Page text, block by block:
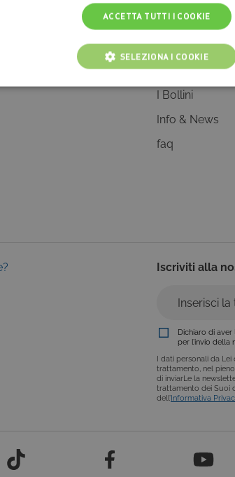
lativù
I Bollini
Info & News
faq
Iscriviti alla
Dichiaro di aver
per l’invio della
I dati personali da
trattamento, nel
di inviarLe la
trattamento dei Suoi
dell’Informativa
ACCETTA TUTTI I COOKIE
SELEZIONA I COOKIE
COOKIE ANALITICI COOKIE DI
tecnologie basate su Microsoft .NET.
sessione utente anonimizzata dal
Questo cookie viene utilizzato dal
preferenze di consenso sui cookie
di Cookie-Script.com funzioni
Cookie di sessione della
tecnologie basate su Microsoft
sessione utente anonimizzata dal
/
Descrizione